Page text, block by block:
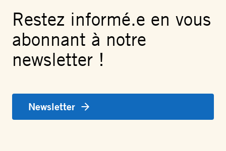
Restez informé.e en vous
abonnant à notre
newsletter !
Newsletter